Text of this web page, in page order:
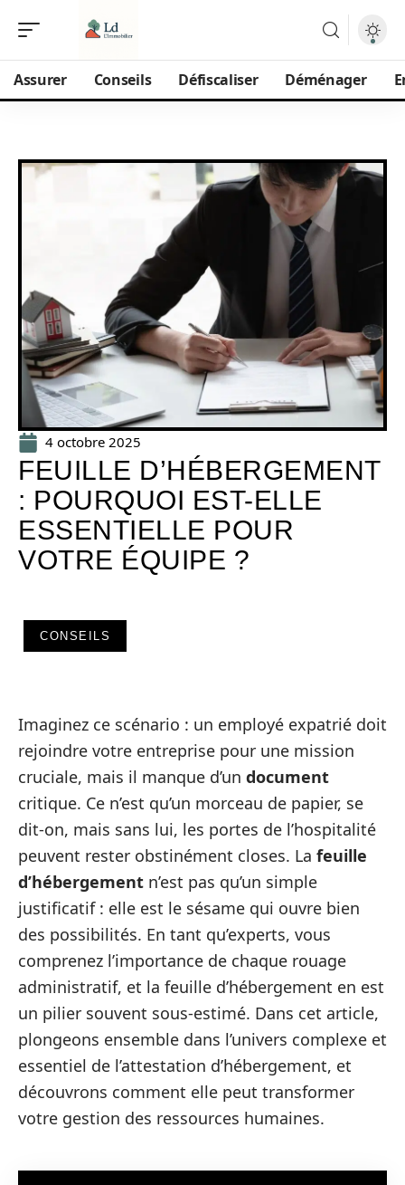
Assurer Conseils Défiscaliser Déménager
4 octobre 2025
FEUILLE D’HÉBERGEMENT
: POURQUOI EST-ELLE
ESSENTIELLE POUR
VOTRE ÉQUIPE ?
CONSEILS
Imaginez ce scénario : un employé expatrié doit
rejoindre votre entreprise pour une mission
cruciale, mais il manque d’un document
critique. Ce n’est qu’un morceau de papier, se
dit-on, mais sans lui, les portes de l’hospitalité
peuvent rester obstinément closes. La feuille
d’hébergement n’est pas qu’un simple
justificatif : elle est le sésame qui ouvre bien
des possibilités. En tant qu’experts, vous
comprenez l’importance de chaque rouage
administratif, et la feuille d’hébergement en est
un pilier souvent sous-estimé. Dans cet article,
plongeons ensemble dans l’univers complexe et
essentiel de l’attestation d’hébergement, et
découvrons comment elle peut transformer
votre gestion des ressources humaines.